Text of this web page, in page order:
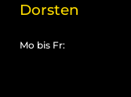
Dorsten
Mo bis Fr: